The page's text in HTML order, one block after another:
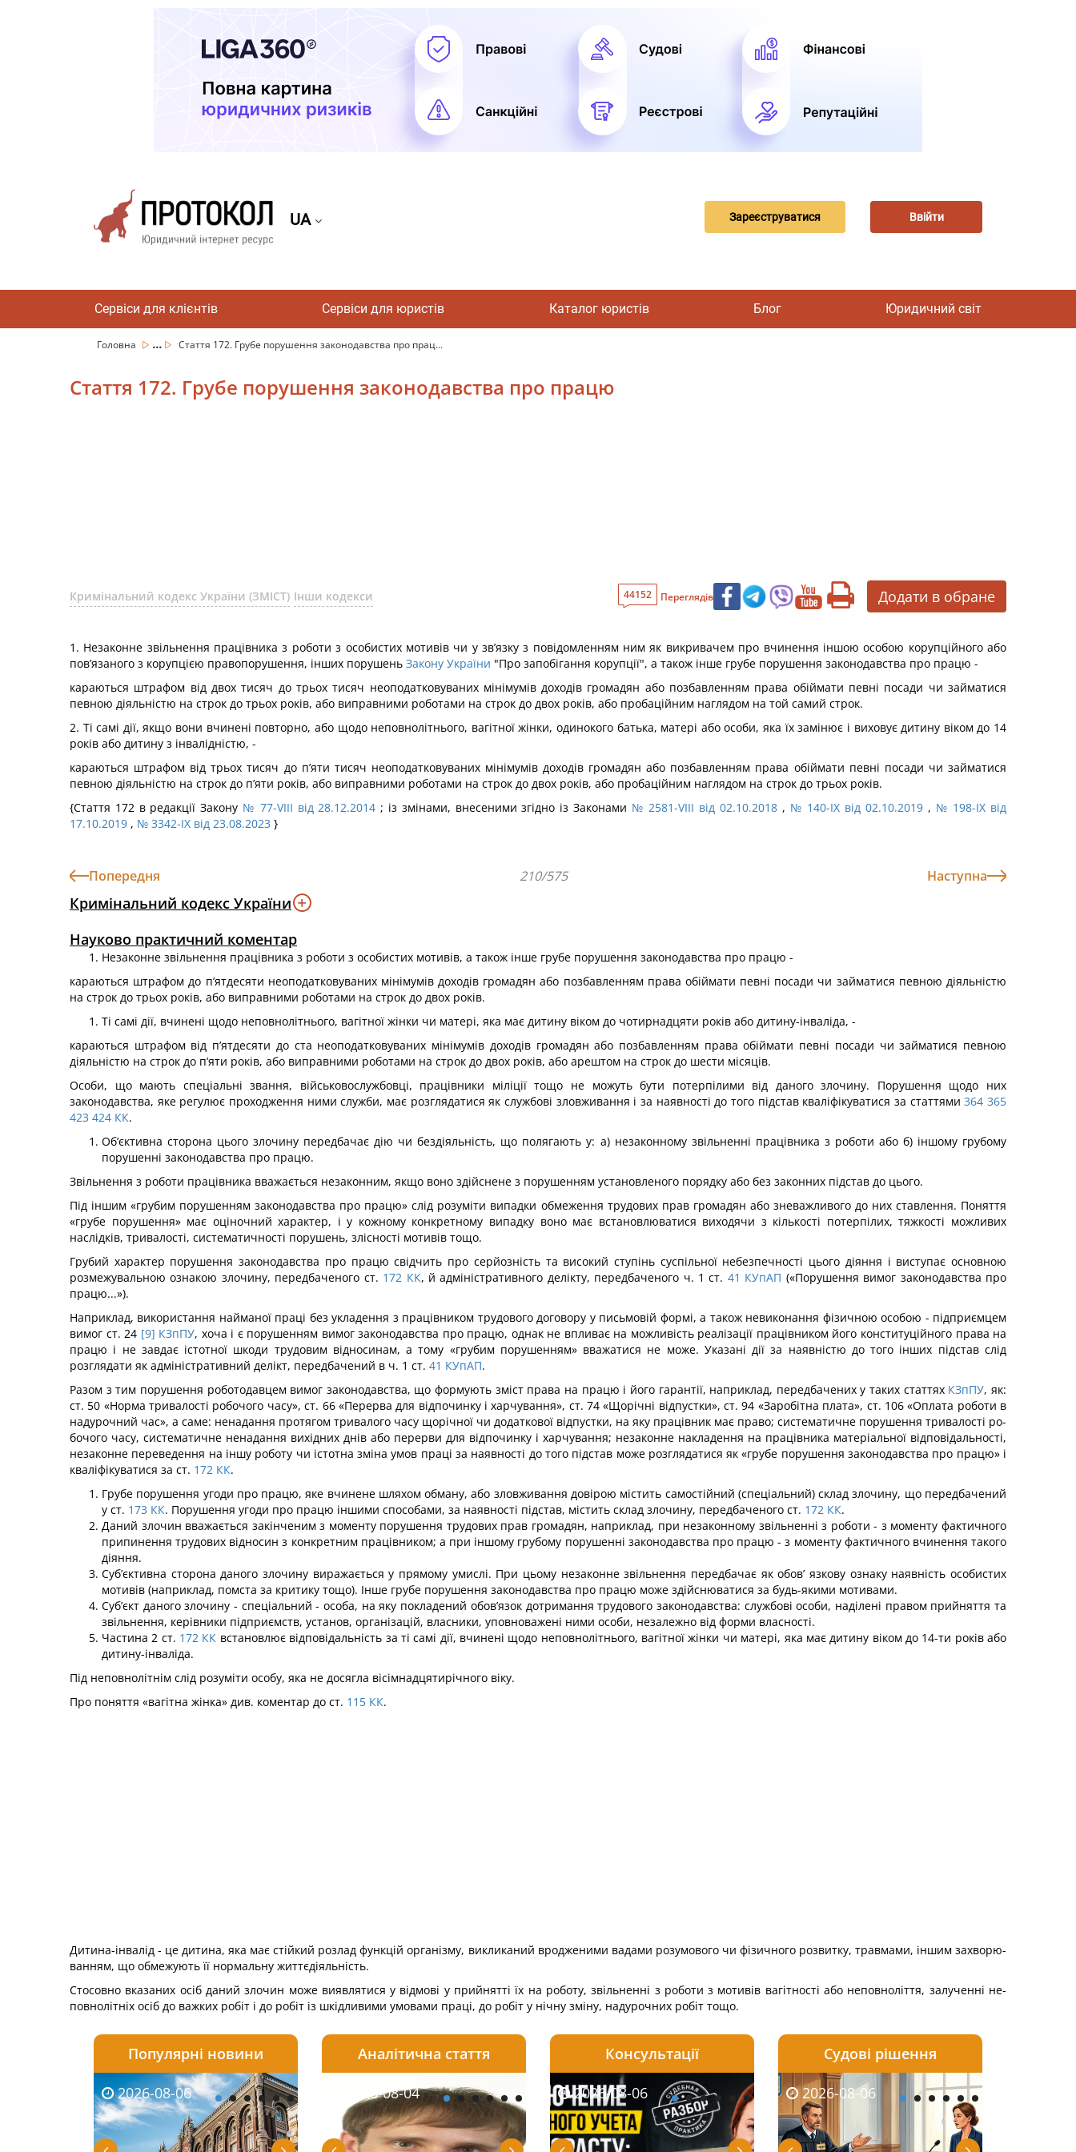
UA Зареєструватися Ввійти
Сервіси для клієнтів Сервіси для юристів Каталог юристів Блог Юридичний світ
Головна ... Стаття 172. Грубе порушення законодавства про прац...
Стаття 172. Грубе порушення законодавства про працю
Кримінальний кодекс України (ЗМІСТ) Інши кодекси 44152 Переглядів Додати в обране
1. Незаконне звільнення працівника з роботи з особистих мотивів чи у зв’язку з повідомленням ним як викривачем про вчинення іншою особою корупційного або
пов’язаного з корупцією правопорушення, інших порушень Закону України "Про запобігання корупції", а також інше грубе порушення законодавства про працю -
караються штрафом від двох тисяч до трьох тисяч неоподатковуваних мінімумів доходів громадян або позбавленням права обіймати певні посади чи займатися
певною діяльністю на строк до трьох років, або виправними роботами на строк до двох років, або пробаційним наглядом на той самий строк.
2. Ті самі дії, якщо вони вчинені повторно, або щодо неповнолітнього, вагітної жінки, одинокого батька, матері або особи, яка їх замінює і виховує дитину віком до 14
років або дитину з інвалідністю, -
караються штрафом від трьох тисяч до п’яти тисяч неоподатковуваних мінімумів доходів громадян або позбавленням права обіймати певні посади чи займатися
певною діяльністю на строк до п’яти років, або виправними роботами на строк до двох років, або пробаційним наглядом на строк до трьох років.
{Стаття 172 в редакції Закону № 77-VIII від 28.12.2014 ; із змінами, внесеними згідно із Законами № 2581-VIII від 02.10.2018 , № 140-IX від 02.10.2019, № 198-IX від
17.10.2019 , № 3342-IX від 23.08.2023 }
Попередня 210/575 Наступна
Кримінальний кодекс України
Науково практичний коментар
Незаконне звільнення працівника з роботи з особистих мотивів, а також інше грубе порушення законодавства про працю -
караються штрафом до п’ятдесяти неоподатковуваних мінімумів доходів громадян або позбавленням права обіймати певні посади чи займатися певною діяльністю
на строк до трьох років, або виправними роботами на строк до двох років.
Ті самі дії, вчинені щодо неповнолітнього, вагітної жінки чи матері, яка має дитину віком до чотирнадцяти років або дитину-інваліда, -
караються штрафом від п’ятдесяти до ста неоподатковуваних мінімумів до­ходів громадян або позбавленням права обіймати певні посади чи займатися певною
діяльністю на строк до п’яти років, або виправними роботами на строк до двох років, або арештом на строк до шести місяців.
Особи, що мають спеціальні звання, військовослужбовці, працівники міліції тощо не можуть бути потерпілими від даного злочину. Порушення щодо них
законодавства, яке регулює проходження ними служби, має розглядатися як службові зловживання і за наявності до того підстав кваліфікуватися за статтями 364 365
423 424 КК.
Об’єктивна сторона цього злочину передбачає дію чи бездіяльність, що по­лягають у: а) незаконному звільненні працівника з роботи або б) іншому грубому
порушенні законодавства про працю.
Звільнення з роботи працівника вважається незаконним, якщо воно здійснене з порушенням установленого порядку або без законних підстав до цього.
Під іншим «грубим порушенням законодавства про працю» слід розуміти випад­ки обмеження трудових прав громадян або зневажливого до них ставлення. Поняття
«грубе порушення» має оціночний характер, і у кожному конкретному випадку воно має встановлюватися виходячи з кількості потерпілих, тяжкості можливих
наслідків, тривалості, систематичності порушень, злісності мотивів тощо.
Грубий характер порушення законодавства про працю свідчить про серйозність та високий ступінь суспільної небезпечності цього діяння і виступає основною
розмежу­вальною ознакою злочину, передбаченого ст. 172 КК, й адміністративного делікту, пе­редбаченого ч. 1 ст. 41 КУпАП («Порушення вимог законодавства про
працю...»).
Наприклад, використання найманої праці без укладення з працівником трудового договору у письмовій формі, а також невиконання фізичною особою - підприємцем
вимог ст. 24 [9] КЗпПУ, хоча і є порушенням вимог законодавства про працю, однак не впливає на можливість реалізації працівником його конституційного права на
працю і не завдає істотної шкоди трудовим відносинам, а тому «грубим порушенням» вва­жатися не може. Указані дії за наявністю до того інших підстав слід
розглядати як адміністративний делікт, передбачений в ч. 1 ст. 41 КУпАП.
Разом з тим порушення роботодавцем вимог законодавства, що формують зміст права на працю і його гарантії, наприклад, передбачених у таких статтях КЗпПУ, як:
ст. 50 «Норма тривалості робочого часу», ст. 66 «Перерва для відпочинку і харчуван­ня», ст. 74 «Щорічні відпустки», ст. 94 «Заробітна плата», ст. 106 «Оплата роботи в
надурочний час», а саме: ненадання протягом тривалого часу щорічної чи додатко­вої відпустки, на яку працівник має право; систематичне порушення тривалості ро­
бочого часу, систематичне ненадання вихідних днів або перерви для відпочинку і харчування; незаконне накладення на працівника матеріальної відповідальності,
незаконне переведення на іншу роботу чи істотна зміна умов праці за наявності до того підстав може розглядатися як «грубе порушення законодавства про працю» і
ква­ліфікуватися за ст. 172 КК.
Грубе порушення угоди про працю, яке вчинене шляхом обману, або зловжи­вання довірою містить самостійний (спеціальний) склад злочину, що передбачений
у ст. 173 КК. Порушення угоди про працю іншими способами, за наявності підстав, містить склад злочину, передбаченого ст. 172 КК.
Даний злочин вважається закінченим з моменту порушення трудових прав гро­мадян, наприклад, при незаконному звільненні з роботи - з моменту фактичного
при­пинення трудових відносин з конкретним працівником; а при іншому грубому пору­шенні законодавства про працю - з моменту фактичного вчинення такого
діяння.
Суб’єктивна сторона даного злочину виражається у прямому умислі. При цьому незаконне звільнення передбачає як обов’ язкову ознаку наявність особистих
мотивів (наприклад, помста за критику тощо). Інше грубе порушення законодавства про працю може здійснюватися за будь-якими мотивами.
Суб’єкт даного злочину - спеціальний - особа, на яку покладений обов’язок дотримання трудового законодавства: службові особи, наділені правом прийняття та
звільнення, керівники підприємств, установ, організацій, власники, уповноважені ними особи, незалежно від форми власності.
Частина 2 ст. 172 КК встановлює відповідальність за ті самі дії, вчинені щодо неповнолітнього, вагітної жінки чи матері, яка має дитину віком до 14-ти років або
дитину-інваліда.
Під неповнолітнім слід розуміти особу, яка не досягла вісімнадцятирічного віку.
Про поняття «вагітна жінка» див. коментар до ст. 115 КК.
Дитина-інвалід - це дитина, яка має стійкий розлад функцій організму, викликаний вродженими вадами розумового чи фізичного розвитку, травмами, іншим захворю­
ванням, що обмежують її нормальну життєдіяльність.
Стосовно вказаних осіб даний злочин може виявлятися у відмові у прийнятті їх на роботу, звільненні з роботи з мотивів вагітності або неповноліття, залученні не­
повнолітніх осіб до важких робіт і до робіт із шкідливими умовами праці, до робіт у нічну зміну, надурочних робіт тощо.
Популярні новини
2026-08-06 2026-08-06 2026-08-06 2026-08-05 2026-08-05
Аналітична стаття
2026-08-03 2026-08-04 2026-08-04 2026-08-03 2026-08-03
Консультації
2026-08-05 2026-08-06 2026-08-06 2026-08-06
Судові рішення
2026-07-30 2026-08-06